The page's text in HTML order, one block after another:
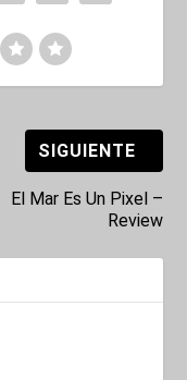
SIGUIENTE
El Mar Es Un Pixel –
Review